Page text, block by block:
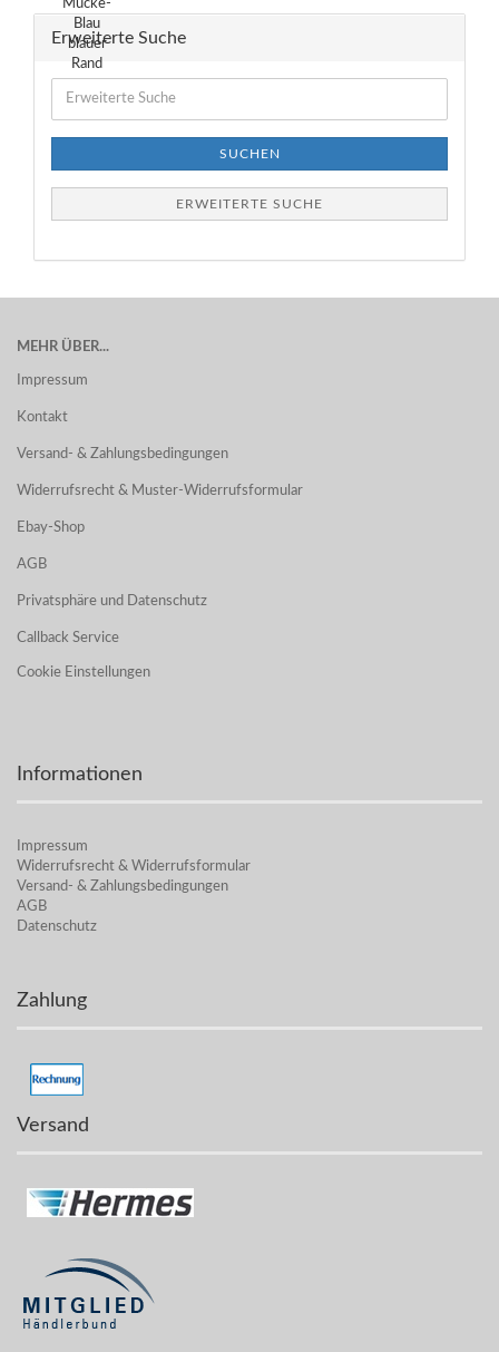
Erweiterte Suche
Suche
SUCHEN
ERWEITERTE SUCHE
MEHR ÜBER...
Impressum
Kontakt
Versand- & Zahlungsbedingungen
Widerrufsrecht & Muster-Widerrufsformular
Ebay-Shop
AGB
Privatsphäre und Datenschutz
Callback Service
Cookie Einstellungen
Informationen
Impressum
Widerrufsrecht & Widerrufsformular
Versand- & Zahlungsbedingungen
AGB
Datenschutz
Zahlung
Versand